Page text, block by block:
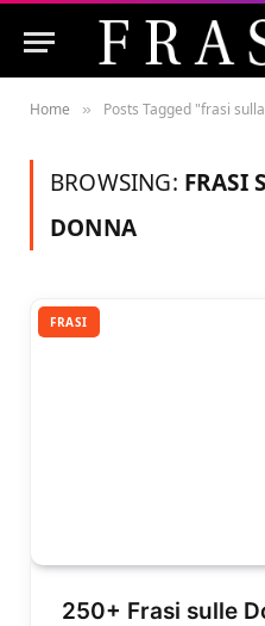
Home » Posts Tagged "frasi
BROWSING: FRASI
DONNA
FRASI
250+ Frasi sulle